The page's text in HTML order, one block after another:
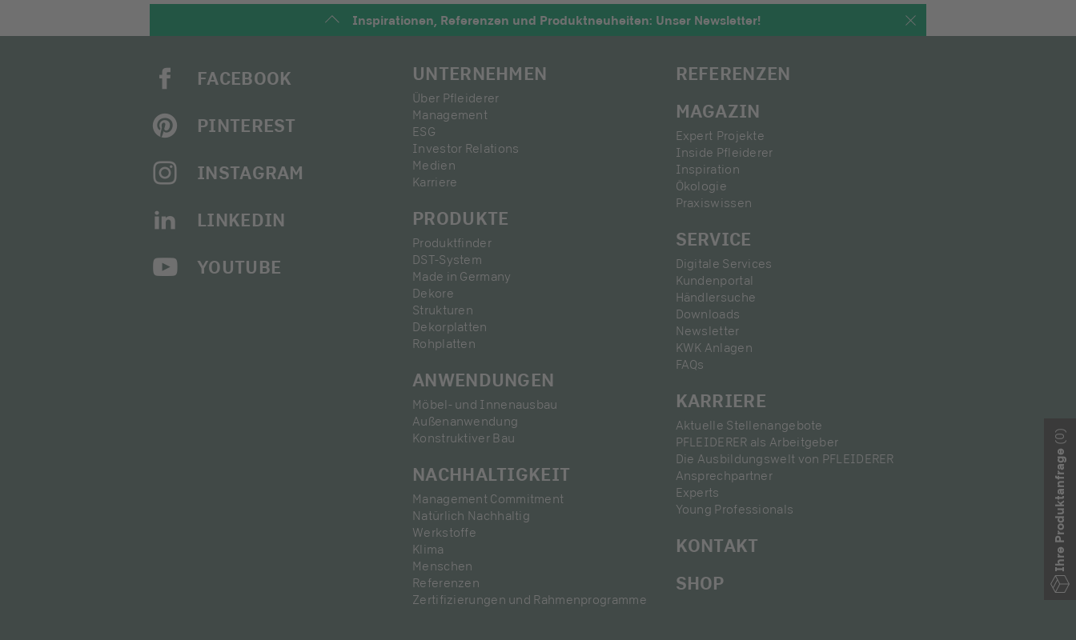
Ihre Produktanfrage
(0)
Inspirationen, Referenzen und Produktneuheiten: Unser Newsletter!
FACEBOOK
PINTEREST
INSTAGRAM
LINKEDIN
YOUTUBE
UNTERNEHMEN
Über Pfleiderer
Management
ESG
Investor Relations
Medien
Karriere
PRODUKTE
Produktfinder
DST-System
Made in Germany
Dekore
Strukturen
Dekorplatten
Rohplatten
ANWENDUNGEN
Möbel- und Innenausbau
Außenanwendung
Konstruktiver Bau
NACHHALTIGKEIT
Management Commitment
Natürlich Nachhaltig
Werkstoffe
Klima
Menschen
Referenzen
Zertifizierungen und Rahmenprogramme
REFERENZEN
MAGAZIN
Expert Projekte
Inside Pfleiderer
Inspiration
Ökologie
Praxiswissen
SERVICE
Digitale Services
Kundenportal
Händlersuche
Downloads
Newsletter
KWK Anlagen
FAQs
KARRIERE
Aktuelle Stellenangebote
PFLEIDERER als Arbeitgeber
Die Ausbildungswelt von PFLEIDERER
Ansprechpartner
Experts
Young Professionals
KONTAKT
SHOP